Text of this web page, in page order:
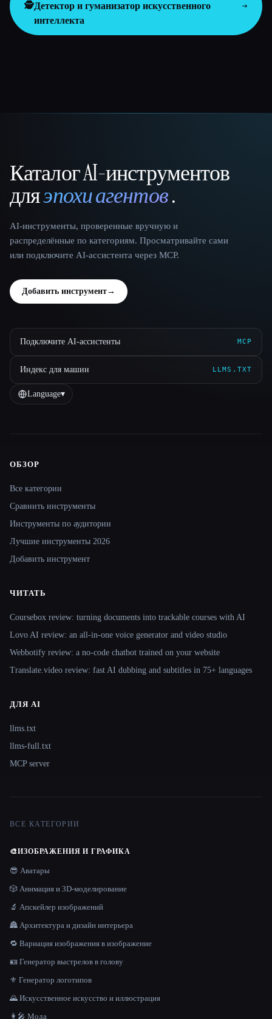
🕵️Детектор и гуманизатор искусственного
интеллекта
That AI Collection
Каталог AI-инструментов
дляэпохи агентов.
AI-инструменты, проверенные вручную и
распределённые по категориям. Просматривайте сами
или подключите AI-ассистента через MCP.
Добавить инструмент→
Подключите AI-ассистенты MCP
Индекс для машин LLMS.TXT
Language▾
Site navigation
ОБЗОР
Все категории
Сравнить инструменты
Инструменты по аудитории
Лучшие инструменты 2026
Добавить инструмент
ЧИТАТЬ
Coursebox review: turning documents into trackable courses with AI
Lovo AI review: an all-in-one voice generator and video studio
Webbotify review: a no-code chatbot trained on your website
Translate.video review: fast AI dubbing and subtitles in 75+ languages
ДЛЯ AI
llms.txt
llms-full.txt
MCP server
ВСЕ КАТЕГОРИИ
🎨ИЗОБРАЖЕНИЯ И ГРАФИКА
😎 Аватары
🎲 Анимация и 3D-моделирование
🔬 Апскейлер изображений
🏯 Архитектура и дизайн интерьера
🔁 Вариация изображения в изображение
🪪 Генератор выстрелов в голову
⚜️ Генератор логотипов
🌄 Искусственное искусство и иллюстрация
👩‍🎤 Мода